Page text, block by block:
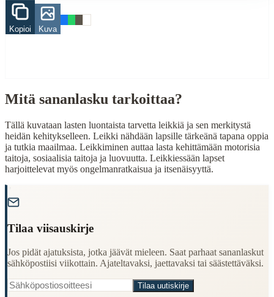
Related Topics
Understanding Finnish cultural wisdom
Learning Finnish language through proverbs
Finding quotes for speeches or writing
Cultural Context
Period: Traditional folk wisdom
Kopioi Kuva
Mitä sananlasku tarkoittaa?
Tällä kuvataan lasten luontaista tarvetta leikkiä ja sen merkitystä
heidän kehitykselleen. Leikki nähdään lapsille tärkeänä tapana oppia
ja tutkia maailmaa. Leikkiminen auttaa lasta kehittämään motorisia
taitoja, sosiaalisia taitoja ja luovuutta. Leikkiessään lapset
harjoittelevat myös ongelmanratkaisua ja itsenäisyyttä.
Tilaa viisauskirje
Jos pidät ajatuksista, jotka jäävät mieleen. Saat parhaat sananlaskut
sähköpostiisi viikottain. Ajateltavaksi, jaettavaksi tai säästettäväksi.
Tilaa uutiskirje